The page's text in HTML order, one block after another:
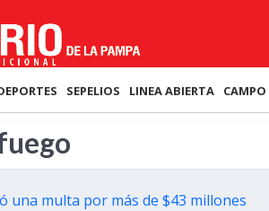
SEPELIOS LINEA ABIERTA CAMPO
una multa por más de $43 millones